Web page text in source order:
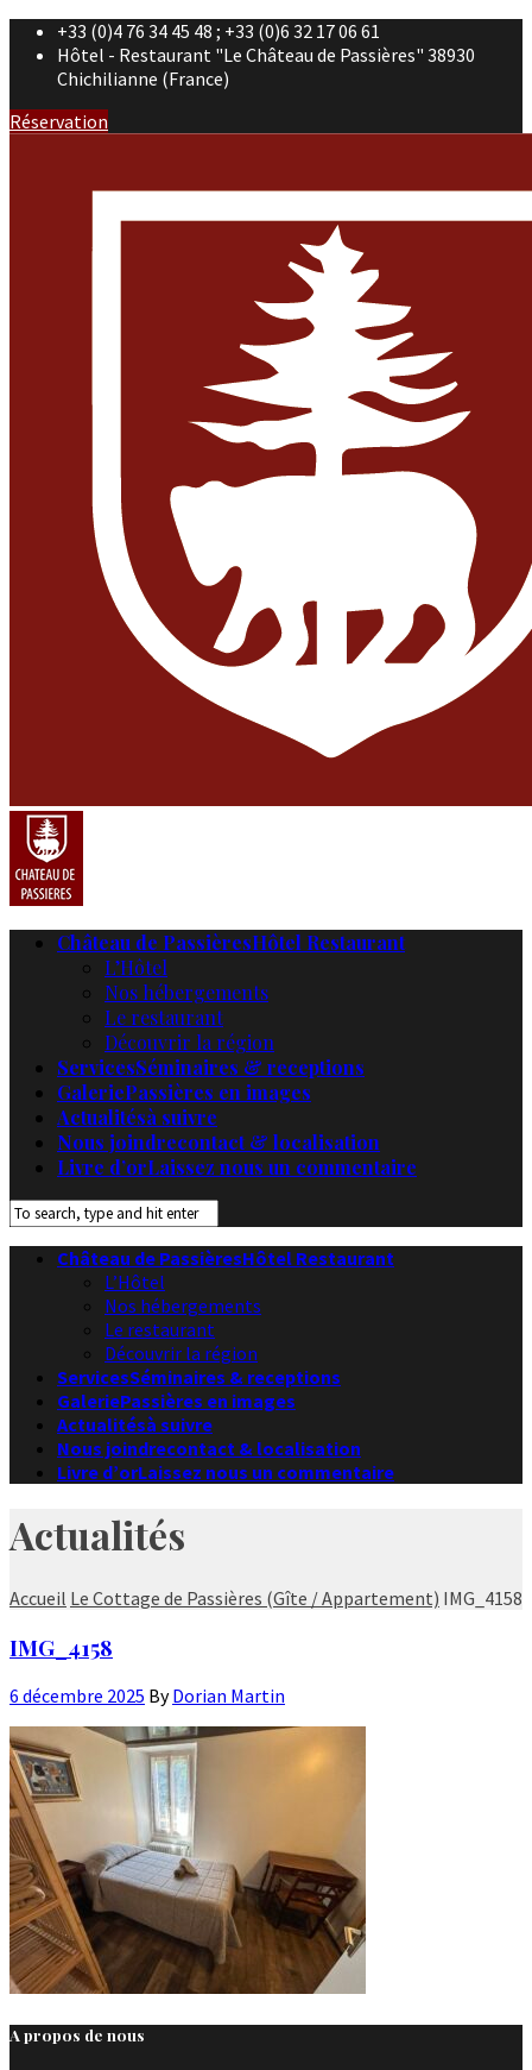
+33 (0)4 76 34 45 48 ; +33 (0)6 32 17 06 61
Hôtel - Restaurant "Le Château de Passières" 38930
Chichilianne (France)
Réservation
Château de PassièresHôtel Restaurant
L’Hôtel
Nos hébergements
Le restaurant
Découvrir la région
ServicesSéminaires & receptions
GaleriePassières en images
Actualitésà suivre
Nous joindrecontact & localisation
Livre d’orLaissez nous un commentaire
Château de PassièresHôtel Restaurant
L’Hôtel
Nos hébergements
Le restaurant
Découvrir la région
ServicesSéminaires & receptions
GaleriePassières en images
Actualitésà suivre
Nous joindrecontact & localisation
Livre d’orLaissez nous un commentaire
Actualités
Accueil Le Cottage de Passières (Gîte / Appartement) IMG_4158
IMG_4158
6 décembre 2025 ByDorian Martin
A propos de nous